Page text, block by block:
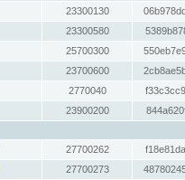
23300130
23300580
25700300
23700600
2770040
23900200
27700262
27700273